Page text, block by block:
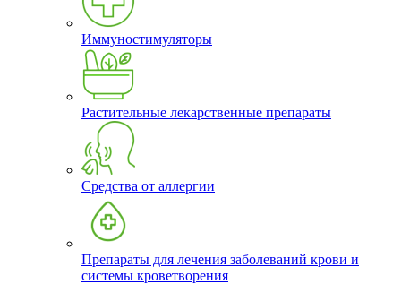
Иммуностимуляторы
Растительные лекарственные препараты
Средства от аллергии
Препараты для лечения заболеваний крови и
системы кроветворения